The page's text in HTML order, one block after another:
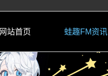
网站首页 蛙趣FM资讯